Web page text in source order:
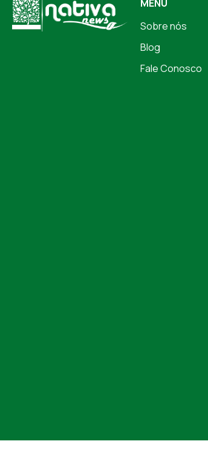
MENU
Sobre nós
Blog
Fale Conosco